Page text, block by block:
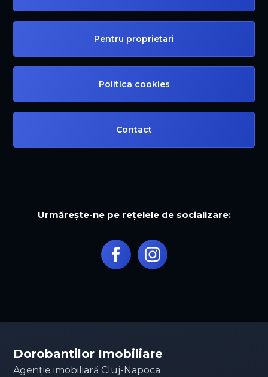
Pentru proprietari
Politica cookies
Contact
Urmărește-ne pe rețelele de socializare:
Dorobantilor Imobiliare
Agenție imobiliară Cluj-Napoca